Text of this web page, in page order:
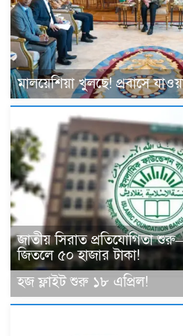
মালয়েশিয়া খুলছে! প্রবাসে
জাতীয় সিরাত প্রতিযোগিতা
জিতলে ৫০ হাজার টাকা!
হজ ফ্লাইট শুরু ১৮ এপ্রিল!